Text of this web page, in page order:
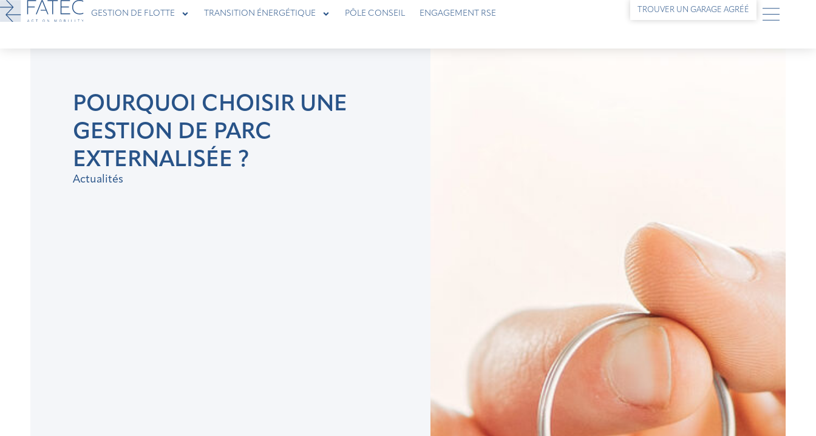
GESTION DE FLOTTE TRANSITION ÉNERGÉTIQUE PÔLE CONSEIL ENGAGEMENT RSE TROUVER UN GARAGE AGRÉÉ
POURQUOI CHOISIR UNE
GESTION DE PARC
EXTERNALISÉE ?
Actualités